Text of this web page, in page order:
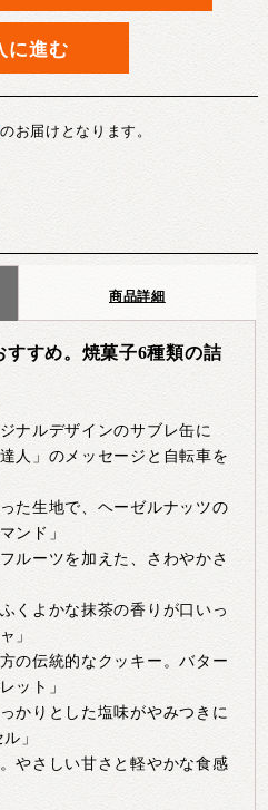
に進む
のお届けとなります。
商品詳細
すめ。焼菓子6種類の詰
ナルデザインのサブレ缶に
人」のメッセージと自転車を
た生地で、ヘーゼルナッツの
ンド」
ルーツを加えた、さわやかさ
くよかな抹茶の香りが口いっ
」
の伝統的なクッキー。バター
ット」
かりとした塩味がやみつきに
」
やさしい甘さと軽やかな食感